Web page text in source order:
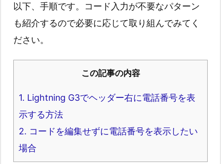
以下、手順です。コード入力が不要なパターン
も紹介するので必要に応じて取り組んでみてく
ださい。
この記事の内容
1. Lightning G3でヘッダー右に電話番号を表
示する方法
2. コードを編集せずに電話番号を表示したい
場合